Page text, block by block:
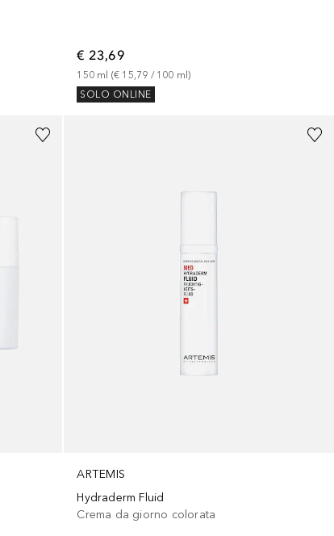
€ 23,69
150 ml (€ 15,79 / 100 ml)
SOLO ONLINE
ARTEMIS
Hydraderm Fluid
Crema da giorno colorata